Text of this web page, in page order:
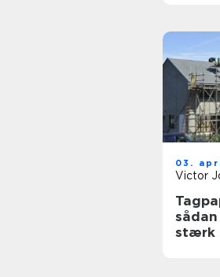
03.
Victor
stærk